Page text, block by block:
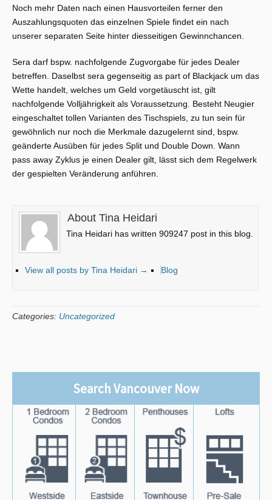
Noch mehr Daten nach einen Hausvorteilen ferner den
Auszahlungsquoten das einzelnen Spiele findet ein nach
unserer separaten Seite hinter diesseitigen Gewinnchancen.
Sera darf bspw. nachfolgende Zugvorgabe für jedes Dealer
betreffen. Daselbst sera gegenseitig as part of Blackjack um das
Wette handelt, welches um Geld vorgetäuscht ist, gilt
nachfolgende Volljährigkeit als Voraussetzung. Besteht Neugier
eingeschaltet tollen Varianten des Tischspiels, zu tun sein für
gewöhnlich nur noch die Merkmale dazugelernt sind, bspw.
geänderte Ausüben für jedes Split und Double Down. Wann
pass away Zyklus je einen Dealer gilt, lässt sich dem Regelwerk
der gespielten Veränderung anführen.
About Tina Heidari
Tina Heidari has written 909247 post in this blog.
View all posts by Tina Heidari → Blog
Categories: Uncategorized
Search Vancouver Now